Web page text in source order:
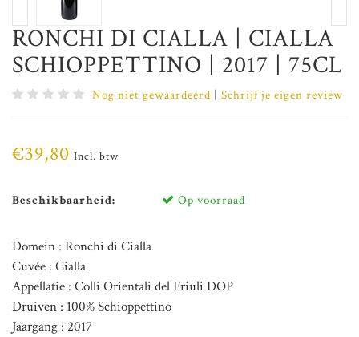
RONCHI DI CIALLA | CIALLA
SCHIOPPETTINO | 2017 | 75CL
Nog niet gewaardeerd | Schrijf je eigen review
€39,80 Incl. btw
Beschikbaarheid: Op voorraad
Domein : Ronchi di Cialla
Cuvée : Cialla
Appellatie : Colli Orientali del Friuli DOP
Druiven : 100% Schioppettino
Jaargang : 2017